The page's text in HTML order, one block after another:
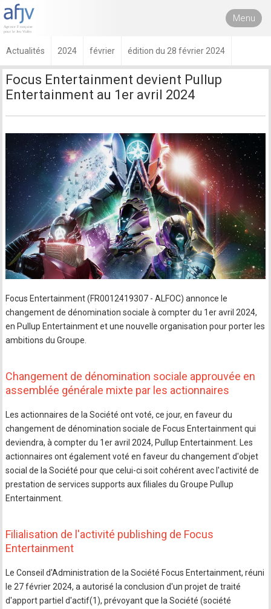
Menu
Actualités 2024 février édition du 28 février 2024
Focus Entertainment devient Pullup
Entertainment au 1er avril 2024
Focus Entertainment (FR0012419307 - ALFOC) annonce le
changement de dénomination sociale à compter du 1er avril 2024,
en Pullup Entertainment et une nouvelle organisation pour porter les
ambitions du Groupe.
Changement de dénomination sociale approuvée en
assemblée générale mixte par les actionnaires
Les actionnaires de la Société ont voté, ce jour, en faveur du
changement de dénomination sociale de Focus Entertainment qui
deviendra, à compter du 1er avril 2024, Pullup Entertainment. Les
actionnaires ont également voté en faveur du changement d'objet
social de la Société pour que celui-ci soit cohérent avec l'activité de
prestation de services supports aux filiales du Groupe Pullup
Entertainment.
Filialisation de l'activité publishing de Focus
Entertainment
Le Conseil d'Administration de la Société Focus Entertainment, réuni
le 27 février 2024, a autorisé la conclusion d'un projet de traité
d'apport partiel d'actif(1), prévoyant que la Société (société